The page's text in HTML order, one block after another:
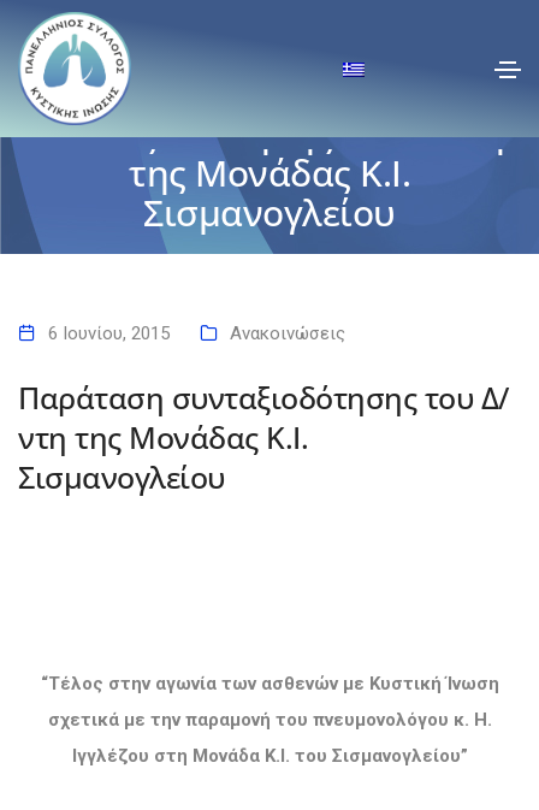
Παράταση
συνταξιοδότησης του Δ/ντη
της Μονάδας Κ.Ι.
Σισμανογλείου
Αρχική
6 Ιουνίου, 2015 Ανακοινώσεις
Παράταση συνταξιοδότησης του Δ/
ντη της Μονάδας Κ.Ι.
Σισμανογλείου
“Τέλος στην αγωνία των ασθενών με Κυστική Ίνωση
σχετικά με την παραμονή του πνευμονολόγου κ. Η.
Ιγγλέζου στη Μονάδα Κ.Ι. του Σισμανογλείου”